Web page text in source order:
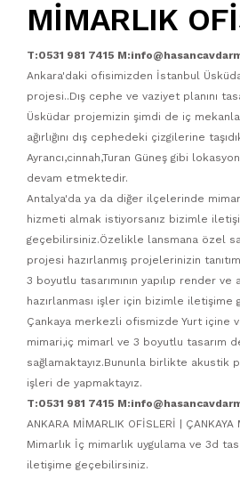
MİMARLIK
T:0531 981 7415
Ankara'daki ofisimizden İstanbul
projesi..Dış cephe ve vaziyet planını
Üsküdar projemizin şimdi de iç
ağırlığını dış cephedeki çizgilerine
Ayrancı,cinnah,Turan Güneş gibi
devam etmektedir.
Antalya'da ya da diğer ilçelerinde
hizmeti almak istiyorsanız bizimle
geçebilirsiniz.Özelikle lansmana özel
projesi hazırlanmış projelerinizin
3 boyutlu tasarımının yapılıp render ve
hazırlanması işler için bizimle iletişime
Çankaya merkezli ofismizde Yurt içine
mimari,iç mimarl ve 3 boyutlu tasarım
sağlamaktayız.Bununla birlikte akustik
işleri de yapmaktayız.
T:0531 981 7415
ANKARA MİMARLIK OFİSLERİ | ÇANKAYA
Mimarlık İç mimarlık uygulama ve 3d
iletişime geçebilirsiniz.